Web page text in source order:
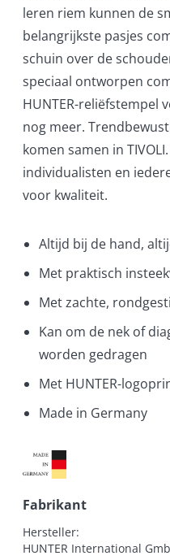
leren riem kunnen de
belangrijkste pasjes
schuin over de
speciaal ontworpen
HUNTER-reliëfstempel
nog meer.
komen samen in
individualisten en
voor kwaliteit.
Altijd bij de hand,
Met praktisch
Met zachte,
Kan om de nek of
worden gedragen
Met HUNTER-
Made in Germany
Fabrikant
Hersteller:
HUNTER International